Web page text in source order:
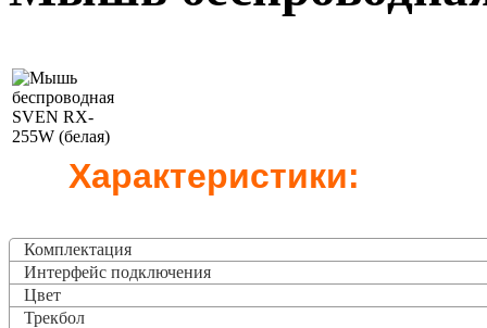
Характеристики:
Комплектация
Интерфейс подключения
Цвет
Трекбол